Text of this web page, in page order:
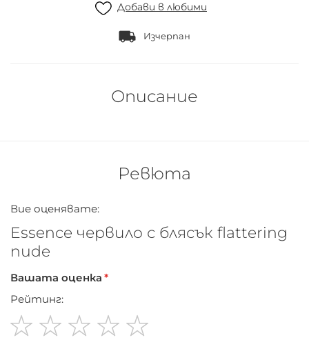
Добави в любими
Изчерпан
Описание
Ревюта
Вие оценявате:
Essence червило с блясък flattering
nude
Вашата оценка
Рейтинг: